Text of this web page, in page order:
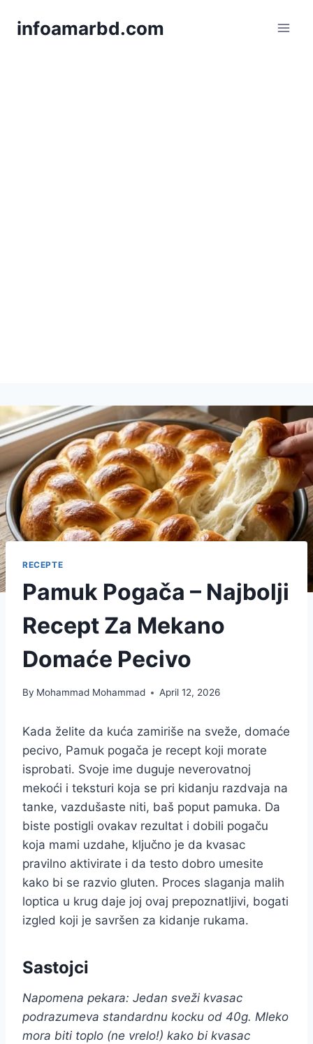
infoamarbd.com
RECEPTE
Pamuk Pogača – Najbolji
Recept Za Mekano
Domaće Pecivo
By Mohammad Mohammad April 12, 2026
Kada želite da kuća zamiriše na sveže, domaće
pecivo, Pamuk pogača je recept koji morate
isprobati. Svoje ime duguje neverovatnoj
mekoći i teksturi koja se pri kidanju razdvaja na
tanke, vazdušaste niti, baš poput pamuka. Da
biste postigli ovakav rezultat i dobili pogaču
koja mami uzdahe, ključno je da kvasac
pravilno aktivirate i da testo dobro umesite
kako bi se razvio gluten. Proces slaganja malih
loptica u krug daje joj ovaj prepoznatljivi, bogati
izgled koji je savršen za kidanje rukama.
Sastojci
Napomena pekara: Jedan sveži kvasac
podrazumeva standardnu kocku od 40g. Mleko
mora biti toplo (ne vrelo!) kako bi kvasac